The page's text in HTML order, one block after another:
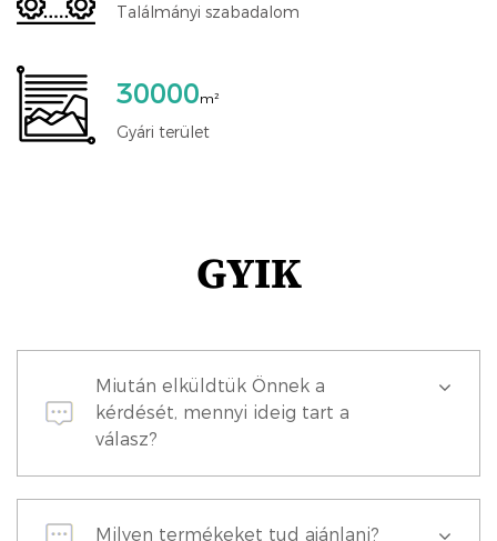
Találmányi szabadalom
30000m²
Gyári terület
GYIK
Miután elküldtük Önnek a
kérdését, mennyi ideig tart a
válasz?
Milyen termékeket tud ajánlani?